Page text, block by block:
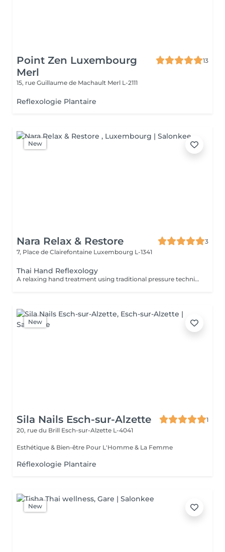
Point Zen Luxembourg
Merl
13
15, rue Guillaume de Machault Merl L-2111
Reflexologie Plantaire
New
Nara Relax & Restore
3
7, Place de Clairefontaine Luxembourg L-1341
Thai Hand Reflexology
A relaxing hand treatment using traditional pressure techniques applied to specific points of the hands. Ideal for tired, overworked hands and anyone who spends long hours typing, writing, or using handheld devices.
New
Sila Nails Esch-sur-Alzette
1
20, rue du Brill Esch-sur-Alzette L-4041
Esthétique & Bien-être Pour L'Homme & La Femme
Réflexologie Plantaire
New